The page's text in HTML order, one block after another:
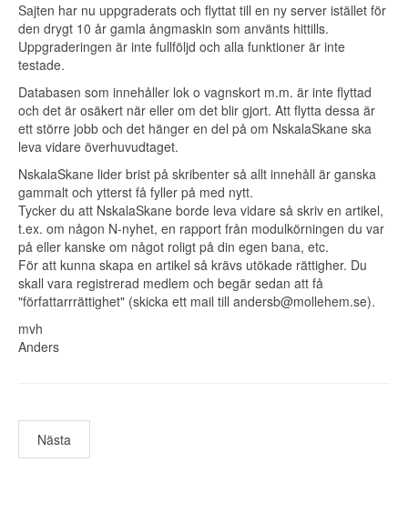
Sajten har nu uppgraderats och flyttat till en ny server istället för
den drygt 10 år gamla ångmaskin som använts hittills.
Uppgraderingen är inte fullföljd och alla funktioner är inte
testade.
Databasen som innehåller lok o vagnskort m.m. är inte flyttad
och det är osäkert när eller om det blir gjort. Att flytta dessa är
ett större jobb och det hänger en del på om NskalaSkane ska
leva vidare överhuvudtaget.
NskalaSkane lider brist på skribenter så allt innehåll är ganska
gammalt och ytterst få fyller på med nytt.
Tycker du att NskalaSkane borde leva vidare så skriv en artikel,
t.ex. om någon N-nyhet, en rapport från modulkörningen du var
på eller kanske om något roligt på din egen bana, etc.
För att kunna skapa en artikel så krävs utökade rättigher. Du
skall vara registrerad medlem och begär sedan att få
"författarrrättighet" (skicka ett mail till andersb@mollehem.se).
mvh
Anders
Nästa